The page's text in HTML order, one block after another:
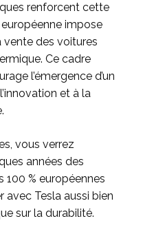
renforcent cette
européenne impose
vente des voitures
Ce cadre
l’émergence d’un
et à la
vous verrez
années des
100 % européennes
avec Tesla aussi bien
sur la durabilité.